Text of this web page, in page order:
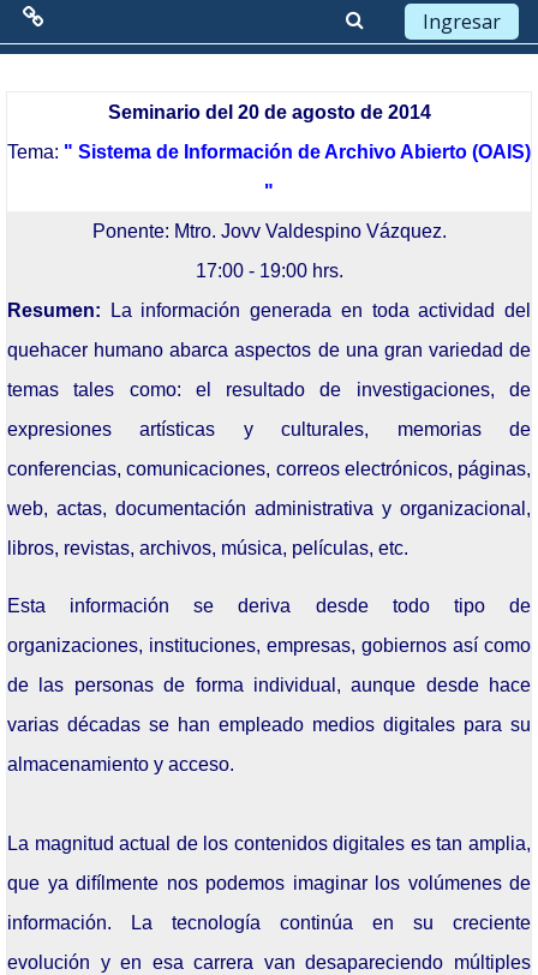
Menú Principal
Red de Colaboración
Misión
Visión
Líneas Estratégicas
Acciones
Organización
Eventos
Seminarios 2026
Junio: 23
Abril: 21
Febrero: 17
Seminarios 2025
Ingresar
Diagrama semanal
Seminario del 20 de agosto de 2014
Tema: " Sistema de Información de Archivo Abierto (OAIS)
"
Ponente: Mtro. Jovv Valdespino Vázquez.
17:00 - 19:00 hrs.
Resumen:
La información generada en toda actividad del
quehacer humano abarca aspectos de una gran variedad de
temas tales como: el resultado de investigaciones, de
expresiones artísticas y culturales, memorias de
conferencias, comunicaciones, correos electrónicos, páginas,
web, actas, documentación administrativa y organizacional,
libros, revistas, archivos, música, películas, etc.
Esta información se deriva desde todo tipo de
organizaciones, instituciones, empresas, gobiernos así como
de las personas de forma individual, aunque desde hace
varias décadas se han empleado medios digitales para su
almacenamiento y acceso.
La magnitud actual de los contenidos digitales es tan amplia,
que ya difílmente nos podemos imaginar los volúmenes de
información. La tecnología continúa en su creciente
evolución y en esa carrera van desapareciendo múltiples